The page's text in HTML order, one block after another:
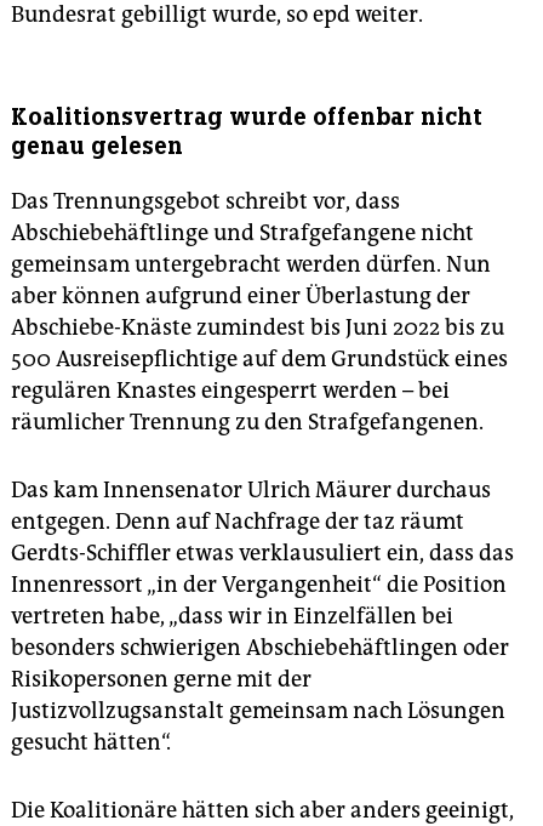
Bundesrat gebilligt wurde, so epd weiter.
Koalitionsvertrag wurde offenbar nicht
genau gelesen
Das Trennungsgebot schreibt vor, dass
Abschiebehäftlinge und Strafgefangene nicht
gemeinsam untergebracht werden dürfen. Nun
aber können aufgrund einer Überlastung der
Abschiebe-Knäste zumindest bis Juni 2022 bis zu
500 Ausreisepflichtige auf dem Grundstück eines
regulären Knastes eingesperrt werden – bei
räumlicher Trennung zu den Strafgefangenen.
Das kam Innensenator Ulrich Mäurer durchaus
entgegen. Denn auf Nachfrage der taz räumt
Gerdts-Schiffler etwas verklausuliert ein, dass das
Innenressort „in der Vergangenheit“ die Position
vertreten habe, „dass wir in Einzelfällen bei
besonders schwierigen Abschiebehäftlingen oder
Risikopersonen gerne mit der
Justizvollzugsanstalt gemeinsam nach Lösungen
gesucht hätten“.
Die Koalitionäre hätten sich aber anders geeinigt,